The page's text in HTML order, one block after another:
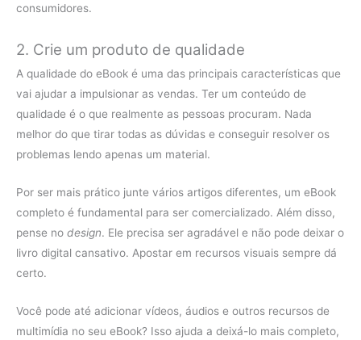
consumidores.
2. Crie um produto de qualidade
A qualidade do eBook é uma das principais características que
vai ajudar a impulsionar as vendas. Ter um conteúdo de
qualidade é o que realmente as pessoas procuram. Nada
melhor do que tirar todas as dúvidas e conseguir resolver os
problemas lendo apenas um material.
Por ser mais prático junte vários artigos diferentes, um eBook
completo é fundamental para ser comercializado. Além disso,
pense no design. Ele precisa ser agradável e não pode deixar o
livro digital cansativo. Apostar em recursos visuais sempre dá
certo.
Você pode até adicionar vídeos, áudios e outros recursos de
multimídia no seu eBook? Isso ajuda a deixá-lo mais completo,